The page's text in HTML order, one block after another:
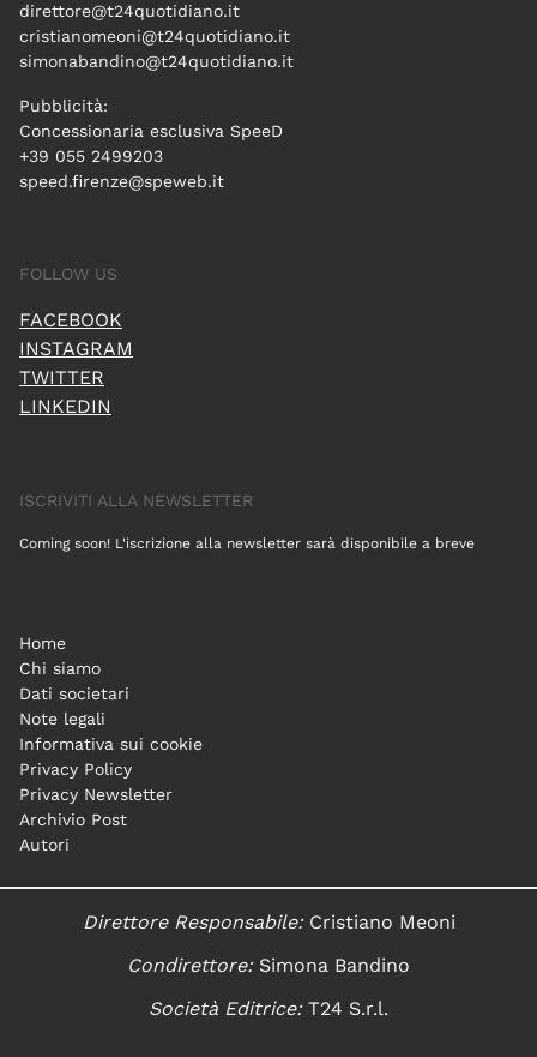
direttore@t24quotidiano.it
cristianomeoni@t24quotidiano.it
simonabandino@t24quotidiano.it
Pubblicità:
Concessionaria esclusiva SpeeD
+39 055 2499203
speed.firenze@speweb.it
FOLLOW US
FACEBOOK
INSTAGRAM
TWITTER
LINKEDIN
ISCRIVITI ALLA NEWSLETTER
Coming soon! L'iscrizione alla newsletter sarà disponibile a breve
Home
Chi siamo
Dati societari
Note legali
Informativa sui cookie
Privacy Policy
Privacy Newsletter
Archivio Post
Autori
Direttore Responsabile:Cristiano Meoni
Condirettore:Simona Bandino
Società Editrice:T24 S.r.l.